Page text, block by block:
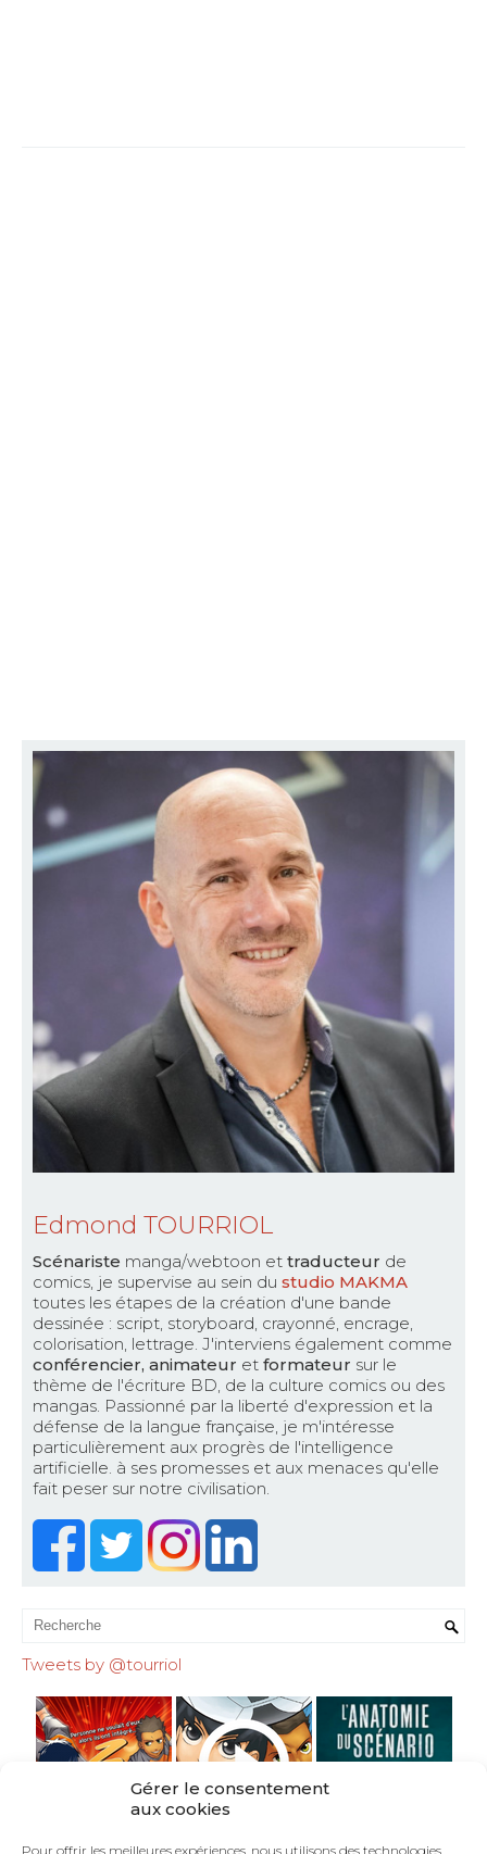
Gérer le consentement
aux cookies
Pour offrir les meilleures expériences, nous utilisons des technologies
Edmond TOURRIOL
Scénariste manga/webtoon et traducteur de
comics, je supervise au sein du studio MAKMA
toutes les étapes de la création d'une bande
dessinée : script, storyboard, crayonné, encrage,
colorisation, lettrage. J'interviens également comme
conférencier, animateur et formateur sur le
thème de l'écriture BD, de la culture comics ou des
mangas. Passionné par la liberté d'expression et la
défense de la langue française, je m'intéresse
particulièrement aux progrès de l'intelligence
artificielle. à ses promesses et aux menaces qu'elle
fait peser sur notre civilisation.
Tweets by @tourriol